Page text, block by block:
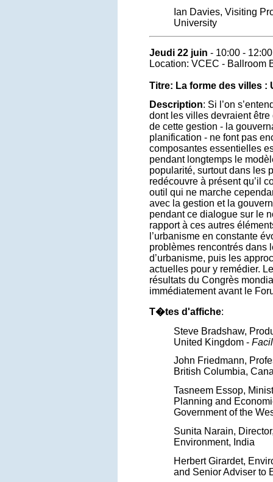
Ian Davies, Visiting
University
Jeudi 22 juin - 10:00 - 12:00
Location: VCEC - Ballroom
Titre: La forme des villes :
Description: Si l’on
dont les villes devraient
de cette gestion - la
planification - ne font pas
composantes essentielles
pendant longtemps le
popularité, surtout dans les
redécouvre à présent qu’il
outil qui ne marche
avec la gestion et la
pendant ce dialogue sur le
rapport à ces autres
l’urbanisme en constante
problèmes rencontrés dans
d’urbanisme, puis les
actuelles pour y remédier.
résultats du Congrès
immédiatement avant le
T�tes d'affiche:
Steve Bradshaw,
United Kingdom -
John Friedmann,
British Columbia,
Tasneem Essop,
Planning and
Government of the
Sunita Narain,
Environment, India
Herbert Girardet,
and Senior Adviser to